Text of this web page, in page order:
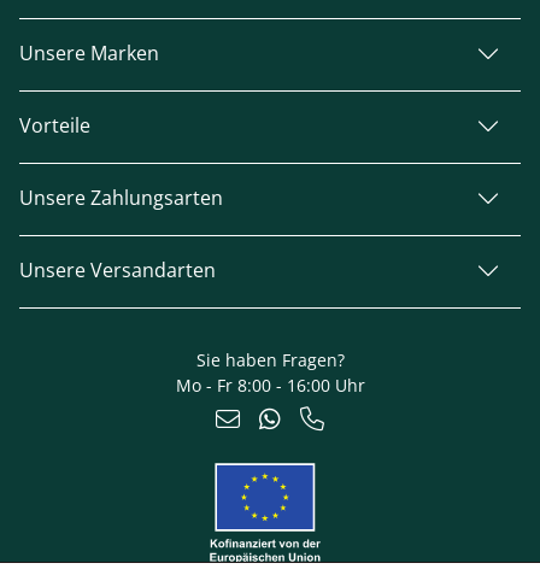
Unsere Marken
Vorteile
Unsere Zahlungsarten
Unsere Versandarten
Sie haben Fragen?
Mo - Fr 8:00 - 16:00 Uhr